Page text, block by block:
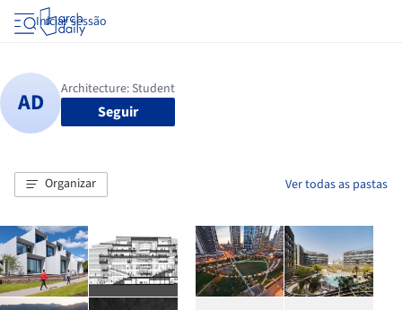
Iniciar sessão
Seguir
Organizar Ver todas as pastas